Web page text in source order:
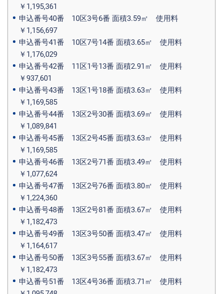
￥1,195,361
申込番号40番 10区3号6番 面積3.59㎡ 使用料
￥1,156,697
申込番号41番 10区7号14番 面積3.65㎡ 使用料
￥1,176,029
申込番号42番 11区1号13番 面積2.91㎡ 使用料
￥937,601
申込番号43番 13区1号18番 面積3.63㎡ 使用料
￥1,169,585
申込番号44番 13区2号30番 面積3.69㎡ 使用料
￥1,089,841
申込番号45番 13区2号45番 面積3.63㎡ 使用料
￥1,169,585
申込番号46番 13区2号71番 面積3.49㎡ 使用料
￥1,077,624
申込番号47番 13区2号76番 面積3.80㎡ 使用料
￥1,224,360
申込番号48番 13区2号81番 面積3.67㎡ 使用料
￥1,182,473
申込番号49番 13区3号50番 面積3.47㎡ 使用料
￥1,164,617
申込番号50番 13区3号55番 面積3.67㎡ 使用料
￥1,182,473
申込番号51番 13区4号36番 面積3.71㎡ 使用料